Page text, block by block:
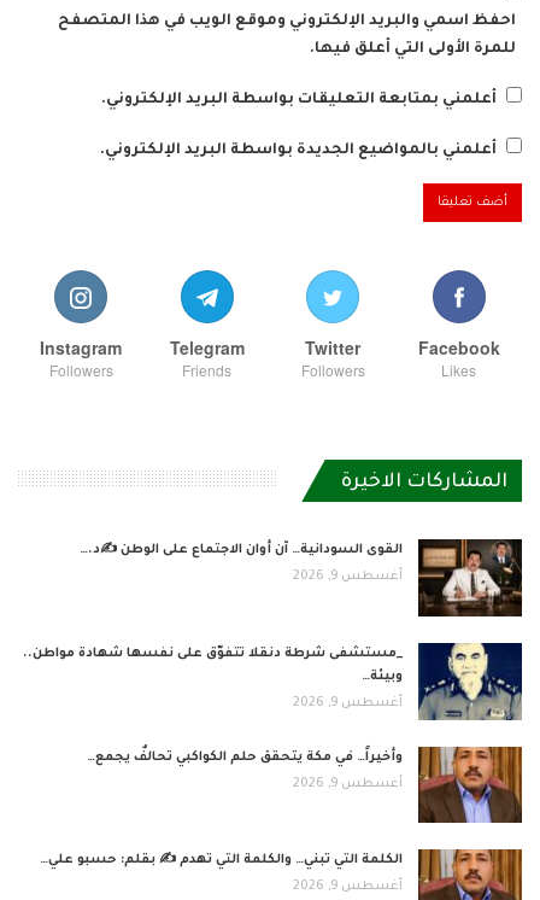
احفظ اسمي والبريد الإلكتروني وموقع الويب في هذا المتصفح
للمرة الأولى التي أعلق فيها.
أعلمني بمتابعة التعليقات بواسطة البريد الإلكتروني.
أعلمني بالمواضيع الجديدة بواسطة البريد الإلكتروني.
Facebook
Likes
Twitter
Followers
Telegram
Friends
Instagram
Followers
المشاركات الاخيرة
القوى السودانية… آن أوان الاجتماع على الوطن ✍️د.…
أغسطس 9, 2026
_مستشفى شرطة دنقلا تتفوّق على نفسها شهادة مواطن..
وبيئة…
أغسطس 9, 2026
وأخيراً… في مكة يتحقق حلم الكواكبي تحالفٌ يجمع…
أغسطس 9, 2026
الكلمة التي تبني… والكلمة التي تهدم ✍ بقلم: حسبو علي…
أغسطس 9, 2026